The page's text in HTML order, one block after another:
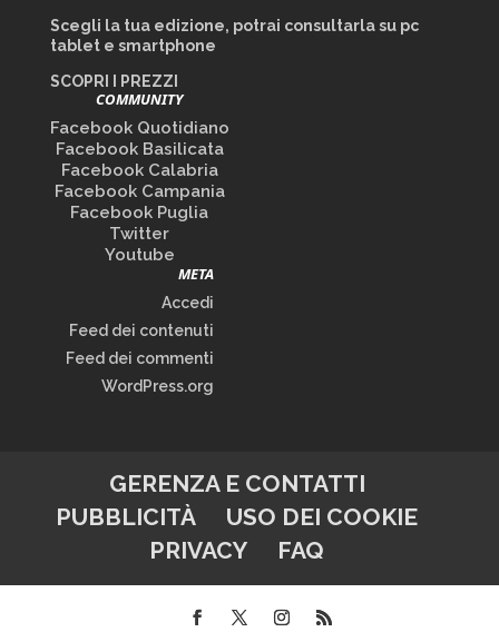
Scegli la tua edizione, potrai consultarla su pc
tablet e smartphone
SCOPRI I PREZZI
COMMUNITY
Facebook Quotidiano
Facebook Basilicata
Facebook Calabria
Facebook Campania
Facebook Puglia
Twitter
Youtube
META
Accedi
Feed dei contenuti
Feed dei commenti
WordPress.org
GERENZA E CONTATTI
PUBBLICITÀ
USO DEI COOKIE
PRIVACY
FAQ